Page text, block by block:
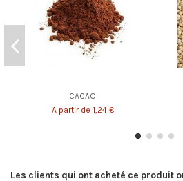
CACAO
A partir de 1,24 €
Les clients qui ont acheté ce produit